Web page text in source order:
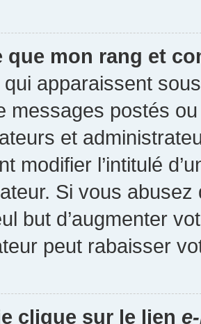
que mon rang et
apparaissent
messages postés
et
modifier l’intitulé
Si vous
but d’augmenter
peut rabaisser
clique sur le lien